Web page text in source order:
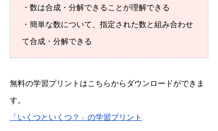
・数は合成・分解できることが理解できる
・簡単な数について、指定された数と組み合わせ
て合成・分解できる
無料の学習プリントはこちらからダウンロードができま
す。
「いくつといくつ？」の学習プリント